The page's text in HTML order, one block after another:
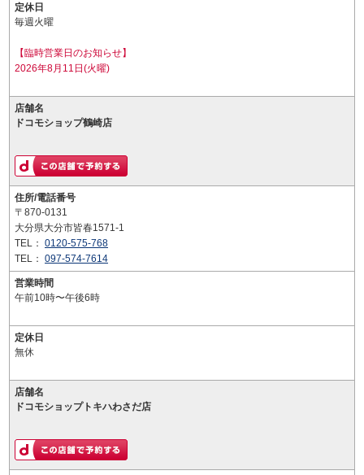
定休日
毎週火曜
【臨時営業日のお知らせ】
2026年8月11日(火曜)
店舗名
ドコモショップ鶴崎店
住所/電話番号
〒870-0131
大分県大分市皆春1571-1
TEL： 0120-575-768
TEL： 097-574-7614
営業時間
午前10時〜午後6時
定休日
無休
店舗名
ドコモショップトキハわさだ店